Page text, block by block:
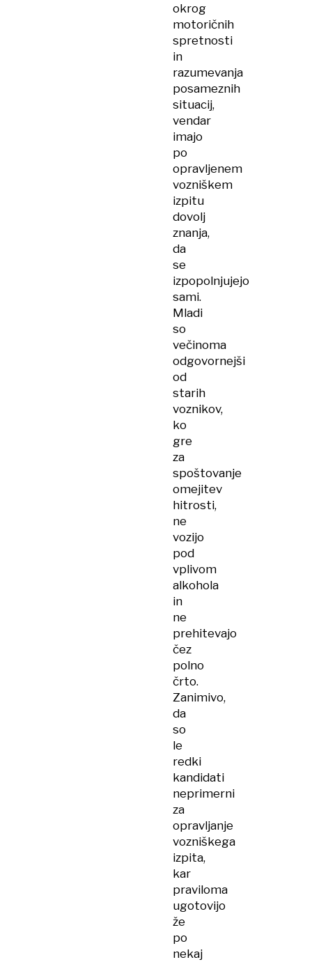
okrog
motoričnih
spretnosti
in
razumevanja
posameznih
situacij,
vendar
imajo
po
opravljenem
vozniškem
izpitu
dovolj
znanja,
da
se
izpopolnjujejo
sami.
Mladi
so
večinoma
odgovornejši
od
starih
voznikov,
ko
gre
za
spoštovanje
omejitev
hitrosti,
ne
vozijo
pod
vplivom
alkohola
in
ne
prehitevajo
čez
polno
črto.
Zanimivo,
da
so
le
redki
kandidati
neprimerni
za
opravljanje
vozniškega
izpita,
kar
praviloma
ugotovijo
že
po
nekaj